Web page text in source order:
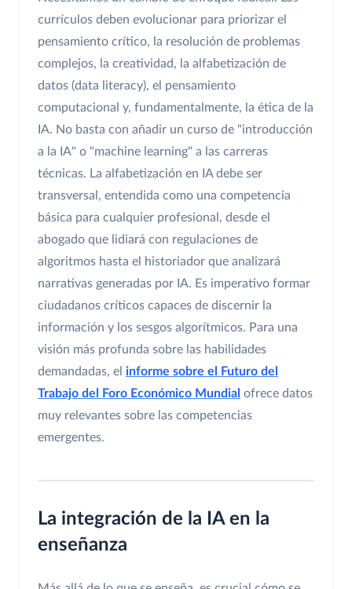
currículos deben evolucionar para priorizar el
pensamiento crítico, la resolución de problemas
complejos, la creatividad, la alfabetización de
datos (data literacy), el pensamiento
computacional y, fundamentalmente, la ética de la
IA. No basta con añadir un curso de "introducción
a la IA" o "machine learning" a las carreras
técnicas. La alfabetización en IA debe ser
transversal, entendida como una competencia
básica para cualquier profesional, desde el
abogado que lidiará con regulaciones de
algoritmos hasta el historiador que analizará
narrativas generadas por IA. Es imperativo formar
ciudadanos críticos capaces de discernir la
información y los sesgos algorítmicos. Para una
visión más profunda sobre las habilidades
demandadas, el informe sobre el Futuro del
Trabajo del Foro Económico Mundial ofrece datos
muy relevantes sobre las competencias
emergentes.
La integración de la IA en la
enseñanza